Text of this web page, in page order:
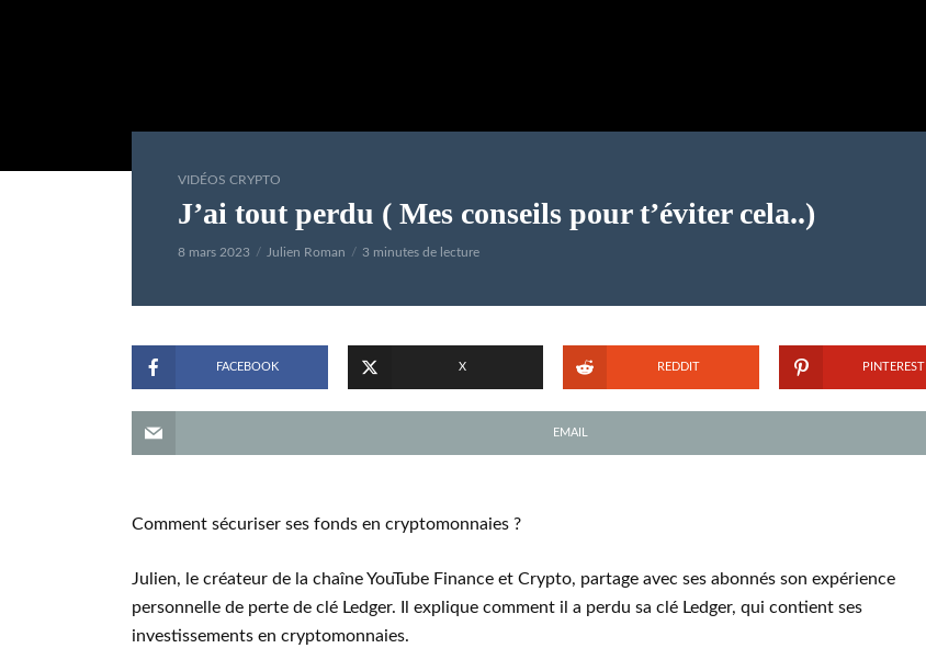
VIDÉOS CRYPTO
J’ai tout perdu ( Mes conseils pour t’éviter cela..)
8 mars 2023 Julien Roman 3 minutes de lecture
FACEBOOK X REDDIT PINTEREST
EMAIL
Comment sécuriser ses fonds en cryptomonnaies ?
Julien, le créateur de la chaîne YouTube Finance et Crypto, partage avec ses abonnés son expérience
personnelle de perte de clé Ledger. Il explique comment il a perdu sa clé Ledger, qui contient ses
investissements en cryptomonnaies.